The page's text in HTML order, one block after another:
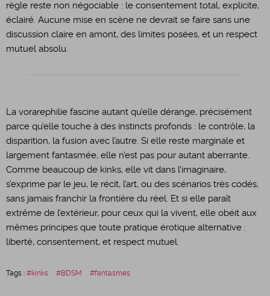
règle reste non négociable : le consentement total, explicite,
éclairé. Aucune mise en scène ne devrait se faire sans une
discussion claire en amont, des limites posées, et un respect
mutuel absolu.
​La vorarephilie fascine autant qu’elle dérange, précisément
parce qu’elle touche à des instincts profonds : le contrôle, la
disparition, la fusion avec l’autre. Si elle reste marginale et
largement fantasmée, elle n’est pas pour autant aberrante.
Comme beaucoup de kinks, elle vit dans l’imaginaire,
s’exprime par le jeu, le récit, l’art, ou des scénarios très codés,
sans jamais franchir la frontière du réel. Et si elle paraît
extrême de l’extérieur, pour ceux qui la vivent, elle obéit aux
mêmes principes que toute pratique érotique alternative :
liberté, consentement, et respect mutuel.
Tags : kinks BDSM fantasmes